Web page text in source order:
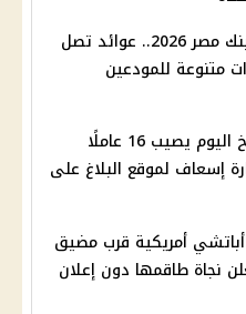
شهادات ادخار بنك مصر 2026.. عوائد تصل
حادث كفر الشيخ اليوم يصيب 16 عاملًا
بـ17 سيارة إسعاف لموقع البلاغ على
أمريكية قرب مضيق
نجاة طاقمها دون إعلان